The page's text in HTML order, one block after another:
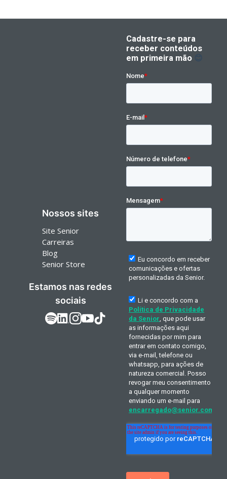
Nossos sites
Site Senior
Carreiras
Blog
Senior Store
Estamos nas redes
sociais